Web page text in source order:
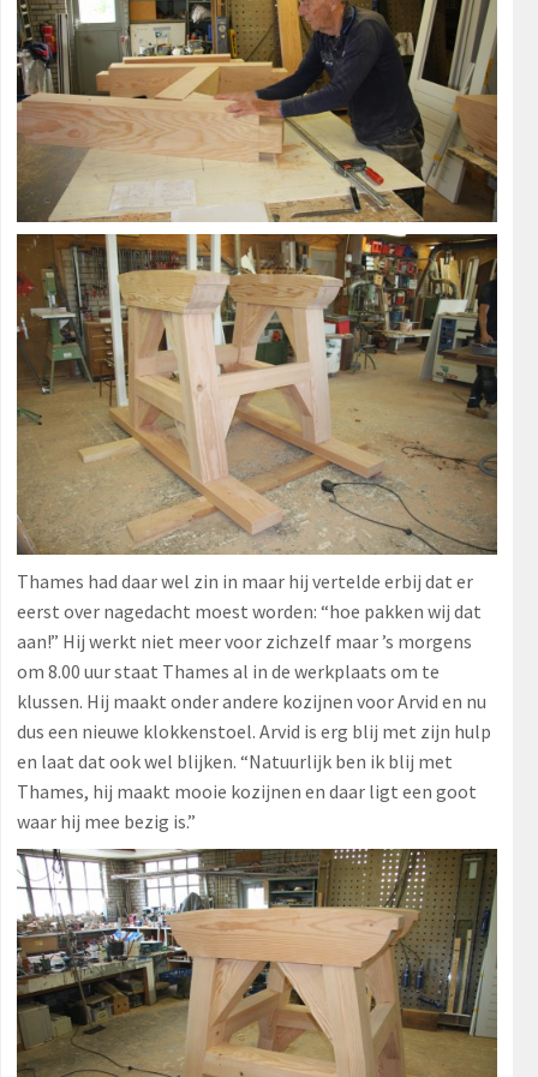
Thames had daar wel zin in maar hij vertelde erbij dat er
eerst over nagedacht moest worden: “hoe pakken wij dat
aan!” Hij werkt niet meer voor zichzelf maar ’s morgens
om 8.00 uur staat Thames al in de werkplaats om te
klussen. Hij maakt onder andere kozijnen voor Arvid en nu
dus een nieuwe klokkenstoel. Arvid is erg blij met zijn hulp
en laat dat ook wel blijken. “Natuurlijk ben ik blij met
Thames, hij maakt mooie kozijnen en daar ligt een goot
waar hij mee bezig is.”